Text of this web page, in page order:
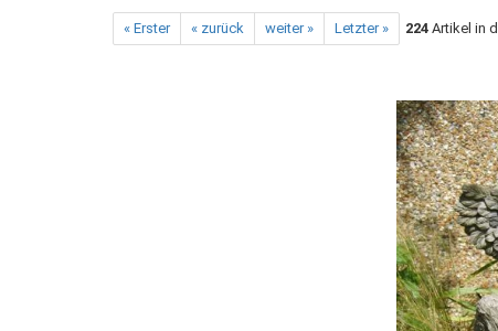
« Erster « zurück weiter » Letzter » 224 Artikel in